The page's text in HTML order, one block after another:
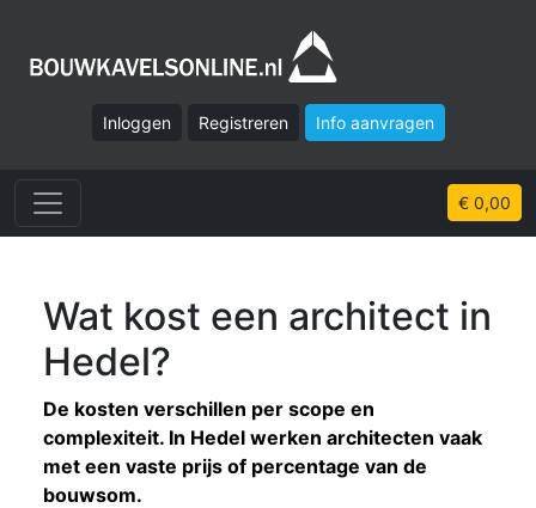
Inloggen Registreren Info aanvragen
€ 0,00
Wat kost een architect in
Hedel?
De kosten verschillen per scope en
complexiteit. In Hedel werken architecten vaak
met een vaste prijs of percentage van de
bouwsom.